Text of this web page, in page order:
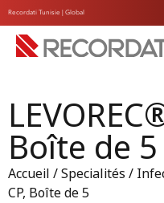
Recordati Tunisie |Global
Boîte de 5
Accueil /Specialités /
CP, Boîte de 5